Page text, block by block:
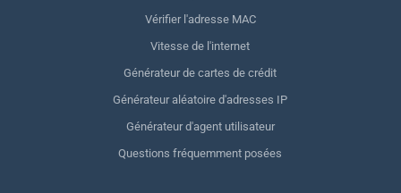
Vérifier l'adresse MAC
Vitesse de l'internet
Générateur de cartes de crédit
Générateur aléatoire d'adresses IP
Générateur d'agent utilisateur
Questions fréquemment posées